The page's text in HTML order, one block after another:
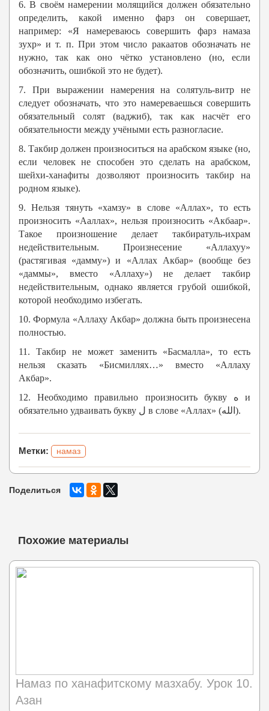
6. В своём намерении молящийся должен обязательно
определить, какой именно фарз он совершает,
например: «Я намереваюсь совершить фарз намаза
зухр» и т. п. При этом число ракаатов обозначать не
нужно, так как оно чётко установлено (но, если
обозначить, ошибкой это не будет).
7. При выражении намерения на солятуль-витр не
следует обозначать, что это намереваешься совершить
обязательный солят (ваджиб), так как насчёт его
обязательности между учёными есть разногласие.
8. Такбир должен произноситься на арабском языке (но,
если человек не способен это сделать на арабском,
шейхи-ханафиты дозволяют произносить такбир на
родном языке).
9. Нельзя тянуть «хамзу» в слове «Аллах», то есть
произносить «Ааллах», нельзя произносить «Акбаар».
Такое произношение делает такбиратуль-ихрам
недействительным. Произнесение «Аллахуу»
(растягивая «дамму») и «Аллах Акбар» (вообще без
«даммы», вместо «Аллаху») не делает такбир
недействительным, однако является грубой ошибкой,
которой необходимо избегать.
10. Формула «Аллаху Акбар» должна быть произнесена
полностью.
11. Такбир не может заменить «Басмалла», то есть
нельзя сказать «Бисмиллях…» вместо «Аллаху
Акбар».
12. Необходимо правильно произносить букву ه и
обязательно удваивать букву ل в слове «Аллах» (الله).
Метки: намаз
Поделиться
Похожие материалы
Намаз по ханафитскому мазхабу. Урок 10.
Азан